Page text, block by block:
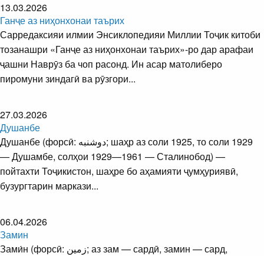
13.03.2026
Ганҷе аз ниҳонхонаи таърих
Сарредаксияи илмии Энсиклопедияи Миллии Тоҷик китоби
тозанашри «Ганҷе аз ниҳонхонаи таърих»-ро дар арафаи
ҷашни Наврӯз ба чоп расонд. Ин асар матолиберо
пиромуни зиндагӣ ва рӯзгори...
27.03.2026
Душанбе
Душанбе (форсӣ: دوشنبه‎; шаҳр аз соли 1925, то соли 1929
— Душамбе, солҳои 1929—1961 — Сталинобод) —
пойтахти То­ҷи­кис­тон, шаҳре бо аҳамияти ҷумҳуриявӣ,
бузургтарин маркази...
06.04.2026
Замин
Зами́н (форсӣ: زمین‎; аз зам — сардӣ, замин — сард,